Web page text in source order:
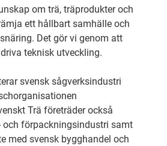
om trä, träprodukter och
ett hållbart samhälle och
Det gör vi genom att
teknisk utveckling.
svensk sågverksindustri
Trä företräder också
och förpackningsindustri samt
med svensk bygghandel och